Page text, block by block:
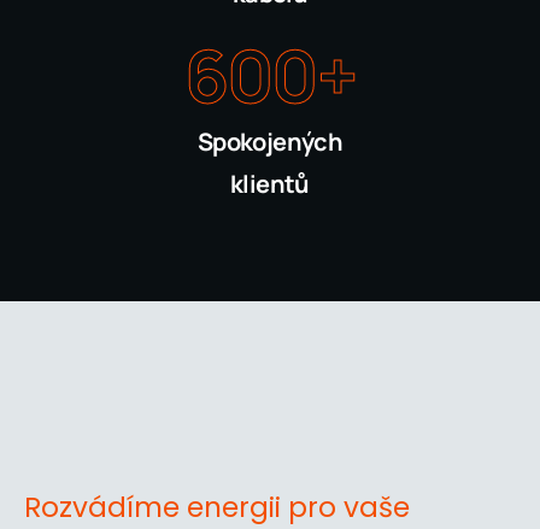
Spokojených
klientů
600+
Rozvádíme energii pro vaše